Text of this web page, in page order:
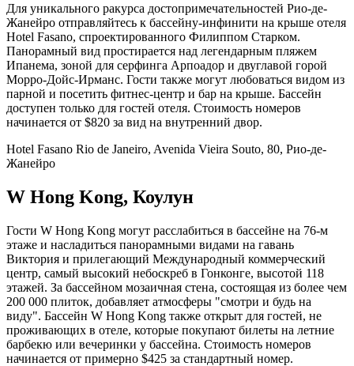
Для уникального ракурса достопримечательностей Рио-де-
Жанейро отправляйтесь к бассейну-инфинити на крыше отеля
Hotel Fasano, спроектированного Филиппом Старком.
Панорамный вид простирается над легендарным пляжем
Ипанема, зоной для серфинга Арпоадор и двуглавой горой
Морро-Дойс-Ирманс. Гости также могут любоваться видом из
парной и посетить фитнес-центр и бар на крыше. Бассейн
доступен только для гостей отеля. Стоимость номеров
начинается от $820 за вид на внутренний двор.
Hotel Fasano Rio de Janeiro, Avenida Vieira Souto, 80, Рио-де-
Жанейро
W Hong Kong, Коулун
Гости W Hong Kong могут расслабиться в бассейне на 76-м
этаже и насладиться панорамными видами на гавань
Виктория и прилегающий Международный коммерческий
центр, самый высокий небоскреб в Гонконге, высотой 118
этажей. За бассейном мозаичная стена, состоящая из более чем
200 000 плиток, добавляет атмосферы "смотри и будь на
виду". Бассейн W Hong Kong также открыт для гостей, не
проживающих в отеле, которые покупают билеты на летние
барбекю или вечеринки у бассейна. Стоимость номеров
начинается от примерно $425 за стандартный номер.